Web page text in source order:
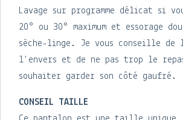
Lavage sur programme délicat si
20° ou 30° maximum et essorage
sèche-linge. Je vous conseille de
l'envers et de ne pas trop le
souhaiter garder son côté gaufré.
CONSEIL TAILLE